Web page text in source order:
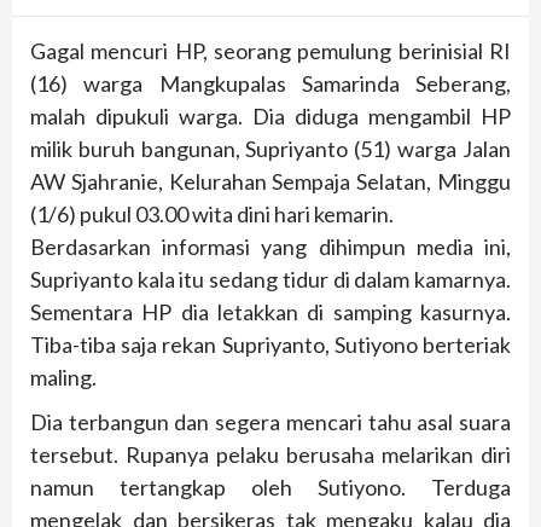
Gagal mencuri HP, seorang pemulung berinisial RI
(16) warga Mangkupalas Samarinda Seberang,
malah dipukuli warga. Dia diduga mengambil HP
milik buruh bangunan, Supriyanto (51) warga Jalan
AW Sjahranie, Kelurahan Sempaja Selatan, Minggu
(1/6) pukul 03.00 wita dini hari kemarin.
Berdasarkan informasi yang dihimpun media ini,
Supriyanto kala itu sedang tidur di dalam kamarnya.
Sementara HP dia letakkan di samping kasurnya.
Tiba-tiba saja rekan Supriyanto, Sutiyono berteriak
maling.
Dia terbangun dan segera mencari tahu asal suara
tersebut. Rupanya pelaku berusaha melarikan diri
namun tertangkap oleh Sutiyono. Terduga
mengelak dan bersikeras tak mengaku kalau dia